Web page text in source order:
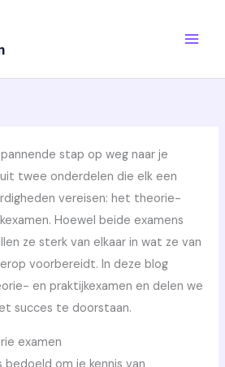
stap op weg naar je
twee onderdelen die elk een
vereisen: het theorie-
Hoewel beide examens
ze sterk van elkaar in wat ze van
voorbereidt. In deze blog
en praktijkexamen en delen we
succes te doorstaan.
examen